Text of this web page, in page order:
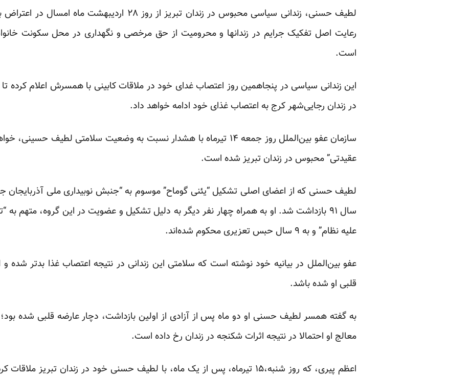
لطیف حسنی، زندانی سیاسی محبوس در زندان تبریز از روز ۲۸
رعایت اصل تفکیک جرایم در زندانها و محرومیت از حق مرخصی و نگهداری در محل سکونت
است.
این زندانی سیاسی در پنجاهمین روز اعتصاب غدای خود در ملاقات کابینی با همسرش اعلام کرده تا
در زندان رجایی‌شهر کرج به اعتصاب غذای خود ادامه خواهد داد.
سازمان عفو بین‌الملل روز جمعه ۱۴ تیرماه با هشدار نسبت به وضعیت سلامتی لطیف
عقیدتی” محبوس در زندان تبریز شده است.
لطیف حسنی که از اعضای اصلی تشکیل “یئنی گوماح” موسوم به “جنبش نوبیداری ملی آذربایجان
سال ۹۱ بازداشت شد. او به همراه چهار نفر دیگر به دلیل تشکیل و عضویت در این گروه، متهم به
علیه نظام” و به ۹ سال حبس تعزیری محکوم شده‌اند.
عفو بین‌الملل در بیانیه خود نوشته است که سلامتی این زندانی در نتیجه اعتصاب غذا بدتر شده
قلبی او شده باشد.
به گفته همسر لطیف حسنی او دو ماه پس از آزادی از اولین بازداشت، دچار عارضه قلبی شده
معالج او احتمالا در نتیجه اثرات شکنجه در زندان رخ داده است.
اعظم پیری، که روز شنبه،‌۱۵ تیرماه، پس از یک ماه، با لطیف حسنی خود در زندان